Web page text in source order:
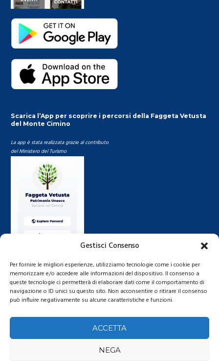
Gestisci Consenso
Per fornire le migliori esperienze, utilizziamo tecnologie come i cookie per
memorizzare e/o accedere alle informazioni del dispositivo. Il consenso a
queste tecnologie ci permetterà di elaborare dati come il comportamento di
navigazione o ID unici su questo sito. Non acconsentire o ritirare il consenso
può influire negativamente su alcune caratteristiche e funzioni.
ACCETTA
NEGA
Scarica l’App per scoprire i percorsi della Faggeta Vetusta
del Monte Cimino
La app è stata realizzata grazie al contributo
del Ministero del Turismo